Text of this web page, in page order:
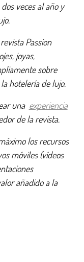
veces al año y
Passion
joyas,
sobre
hotelería de lujo.
una experiencia
de la revista.
los recursos
móviles (vídeos
añadido a la